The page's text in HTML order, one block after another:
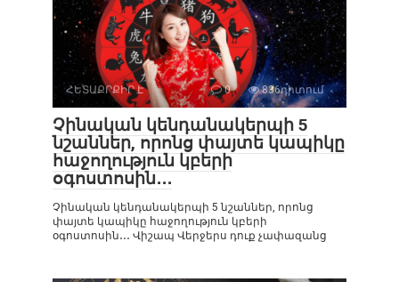
ՀԵՏԱՔՐՔԻՐ Է 0 836դիտում
Չինական կենդանակերպի 5
նշաններ, որոնց փայտե կապիկը
հաջողություն կբերի
օգոստոսին․․․
Չինական կենդանակերպի 5 նշաններ, որոնց
փայտե կապիկը հաջողություն կբերի
օգոստոսին․․․ Վիշապ Վերջերս դուք չափազանց